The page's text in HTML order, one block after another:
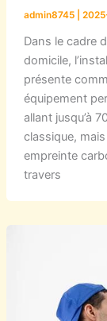
admin8745
Dans le cadre
domicile,
présente
équipement
allant jusqu’à
classique,
empreinte
travers